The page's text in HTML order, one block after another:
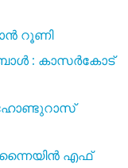
റൂണി
: കാസർകോട്
ഹോണ്ടുറാസ്
എഫ്